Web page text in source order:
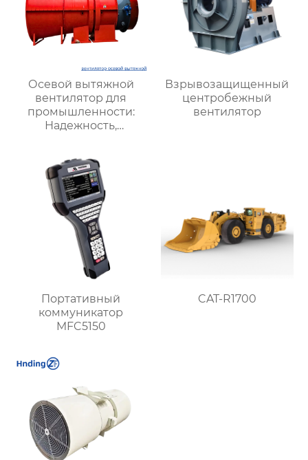
Осевой вытяжной
вентилятор для
промышленности:
Надежность,
Производительность
Взрывозащищенный
центробежный
вентилятор
Портативный
коммуникатор
MFC5150
CAT-R1700